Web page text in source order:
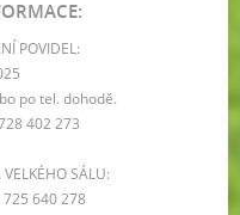
POVIDEL:
po tel. dohodě.
402 273
SÁLU:
640 278